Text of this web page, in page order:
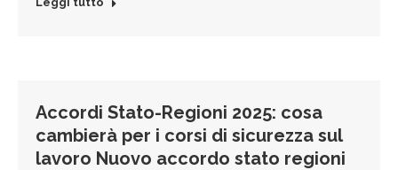
Accordi Stato-Regioni 2025: cosa
cambierà per i corsi di sicurezza sul
lavoro Nuovo accordo stato regioni